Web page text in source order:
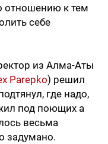
отношению к тем
себе
из Алма-Аты
Parepko) решил
где надо,
под поющих а
весьма
задумано.